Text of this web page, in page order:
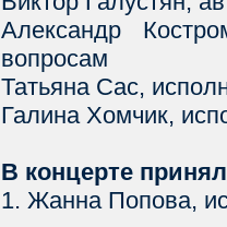
Александр
вопросам
Татьяна Сас,
Галина Хомчик,
В концерте
1. Жанна Попова,